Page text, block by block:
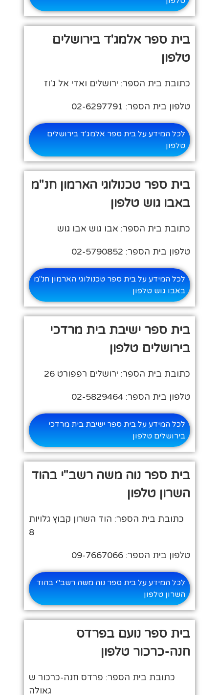
בית ספר אלמג'ד בירושלים
טלפון
כתובת בית הספר: ירושלים ואדי אל ג'וז
טלפון בית הספר: 02-6297791
לכל המידע על בית ספר אלמג'ד בירושלים
טלפון
בית ספר טכנולוגי הארמון חנ"מ
באבו גוש טלפון
כתובת בית הספר: אבו גוש אבו גוש
טלפון בית הספר: 02-5790852
לכל המידע על בית ספר טכנולוגי הארמון חנ"מ
באבו גוש טלפון
בית ספר ישיבת בית מרדכי
בירושלים טלפון
כתובת בית הספר: ירושלים רפפורט 26
טלפון בית הספר: 02-5829464
לכל המידע על בית ספר ישיבת בית מרדכי
בירושלים טלפון
בית ספר נוה משה רשב"י בהוד
השרון טלפון
כתובת בית הספר: הוד השרון קבוץ גלויות
8
טלפון בית הספר: 09-7667066
לכל המידע על בית ספר נוה משה רשב"י בהוד
השרון טלפון
בית ספר נועם בפרדס
חנה-כרכור טלפון
כתובת בית הספר: פרדס חנה-כרכור ש
גאולה